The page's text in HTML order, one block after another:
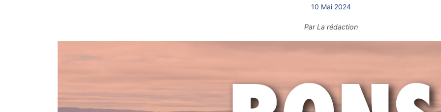
10 Mai 2024
ParLa rédaction